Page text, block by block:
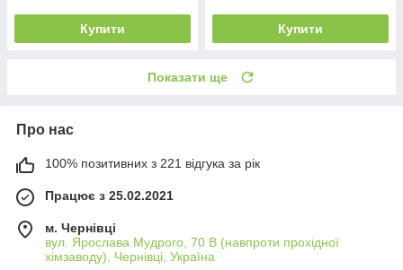
Купити Купити
Показати ще
Про нас
100% позитивних з 221 відгука за рік
Працює з 25.02.2021
м. Чернівці
вул. Ярослава Мудрого, 70 В (навпроти прохідної
хімзаводу), Чернівці, Україна